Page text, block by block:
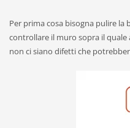
Per prima cosa bisogna pulire
controllare il muro sopra il
non ci siano difetti che